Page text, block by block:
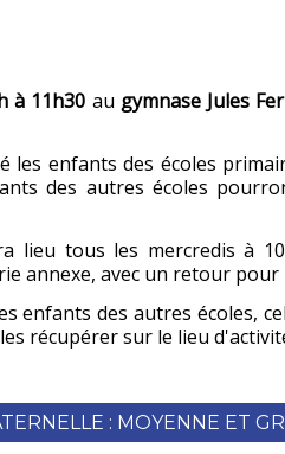
à 11h30 au gymnase Jules
les enfants des écoles
des autres écoles
lieu tous les mercredis à
annexe, avec un retour pour
enfants des autres écoles,
récupérer sur le lieu
: MOYENNE ET